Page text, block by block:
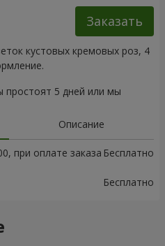
Заказать
кустовых кремовых роз, 4
простоят 5 дней или мы
Описание
при оплате заказа Бесплатно
Бесплатно